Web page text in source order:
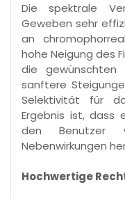
Die spektrale
Geweben sehr
an
hohe Neigung des
die gewünschten
sanftere
Selektivität für
Ergebnis ist, dass
den Benutzer
Nebenwirkungen
Hochwertige